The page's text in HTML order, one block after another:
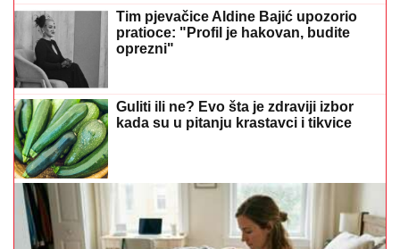
Tim pjevačice Aldine Bajić upozorio
pratioce: "Profil je hakovan, budite
oprezni"
Guliti ili ne? Evo šta je zdraviji izbor
kada su u pitanju krastavci i tikvice